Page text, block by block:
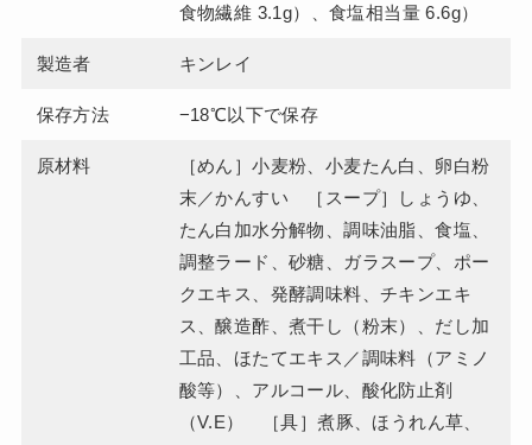
食物繊維 3.1g）、食塩相当量 6.6g）
製造者 キンレイ
保存方法 −18℃以下で保存
原材料
［めん］小麦粉、小麦たん白、卵白粉
末／かんすい ［スープ］しょうゆ、
たん白加水分解物、調味油脂、食塩、
調整ラード、砂糖、ガラスープ、ポー
クエキス、発酵調味料、チキンエキ
ス、醸造酢、煮干し（粉末）、だし加
工品、ほたてエキス／調味料（アミノ
酸等）、アルコール、酸化防止剤
（V.E） ［具］煮豚、ほうれん草、